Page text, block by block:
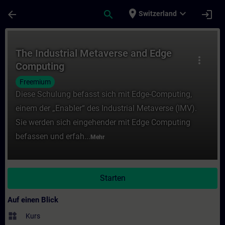
arrow_back search place Switzerland expand_more login
more_vert
The Industrial Metaverse and Edge
Computing
Freemium
Diese Schulung befasst sich mit Edge-Computing,
einem der „Enabler“ des Industrial Metaverse (IMV).
Sie werden sich eingehender mit Edge Computing
befassen und erfah... Mehr
Starten
Auf einen Blick
widgets Kurs